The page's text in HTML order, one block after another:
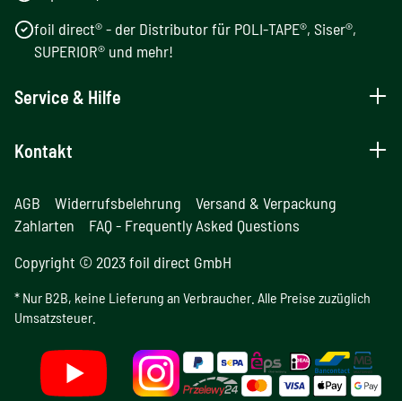
foil direct® - der Distributor für POLI-TAPE®, Siser®,
SUPERIOR® und mehr!
Service & Hilfe
Kontakt
AGB Widerrufsbelehrung
Versand & Verpackung
Zahlarten
FAQ - Frequently Asked Questions
Copyright © 2023 foil direct GmbH
* Nur B2B, keine Lieferung an Verbraucher. Alle Preise zuzüglich
Umsatzsteuer.